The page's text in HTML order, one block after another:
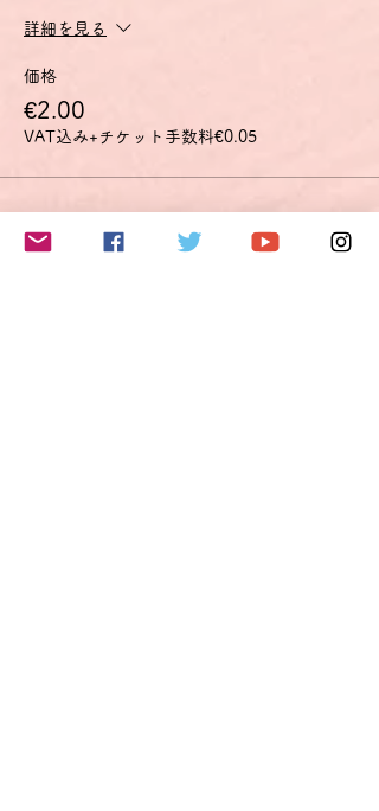
詳細を見る
価格
€2.00
VAT込み+チケット手数料€0.05
このイベントをシェア